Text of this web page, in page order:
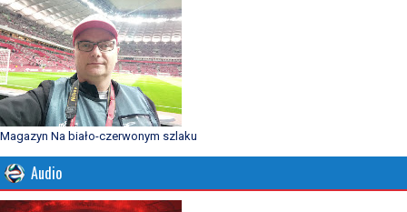
Magazyn Na biało-czerwonym szlaku
Audio